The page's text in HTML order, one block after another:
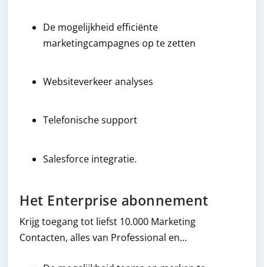
De mogelijkheid efficiënte
marketingcampagnes op te zetten
Websiteverkeer analyses
Telefonische support
Salesforce integratie.
Het Enterprise abonnement
Krijg toegang tot liefst 10.000 Marketing
Contacten, alles van Professional en…